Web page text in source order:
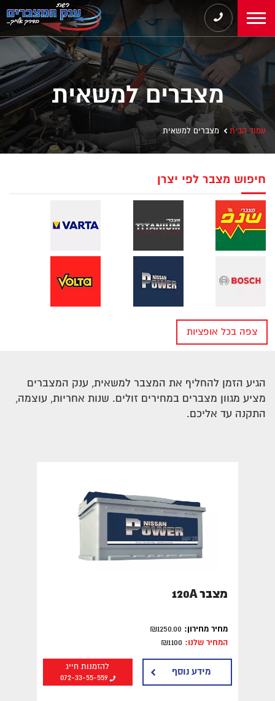
מצברים למשאית
עמוד הבית מצברים למשאית
חיפוש מצבר לפי יצרן
חיפוש מצבר לפי יצרן של רכב
חיפוש לפי סוג רכב
מצבר לאופנוע
מצברים למשאית
צפה בכל אופציות
הגיע הזמן להחליף את המצבר למשאית, ענק המצברים
מציע מגוון מצברים במחירים זולים. שנות אחריות, עוצמה,
התקנה עד אליכם.
מצבר 120A
מחיר מחירון:
המחיר שלנו:
להזמנות חייג
072-33-55-559
מידע נוסף